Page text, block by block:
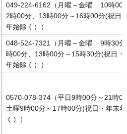
049-224-6162（月曜～金曜 10時00
2時00分、13時00分～16時00分(祝日
年始除く））
048-524-7321（月曜～金曜 9時30分
時00分、13時00分～15時30分(祝日・
年始除く））
0570-078-374（平日9時00分～21時
土曜9時00分～17時00分(祝日・年末
く））